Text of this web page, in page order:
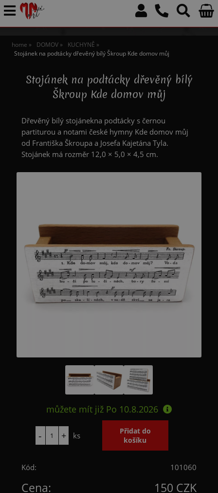
home DOMOV
KUCHYNĚ
Stojánek na podtácky dřevěný bílý Škroup Kde domov můj
Stojánek na podtácky dřevěný bílý
Škroup Kde domov můj
Dřevěný bílý stojánekna podtácky s černou
partiturou a notami české hymny Kde domov můj
od Františka Škroupa a Josefa Kajetána Tyla.
Stojánek má rozměr 12,0 × 5,0 × 4,5 cm.
můžete mít již Po 10.8.2026
ks
Kód: 101060
Cena: 150 CZK